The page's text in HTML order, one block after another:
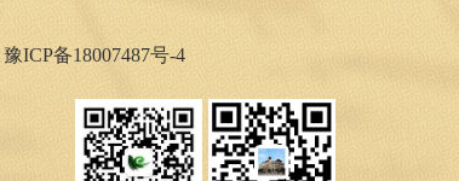
豫ICP备18007487号-4